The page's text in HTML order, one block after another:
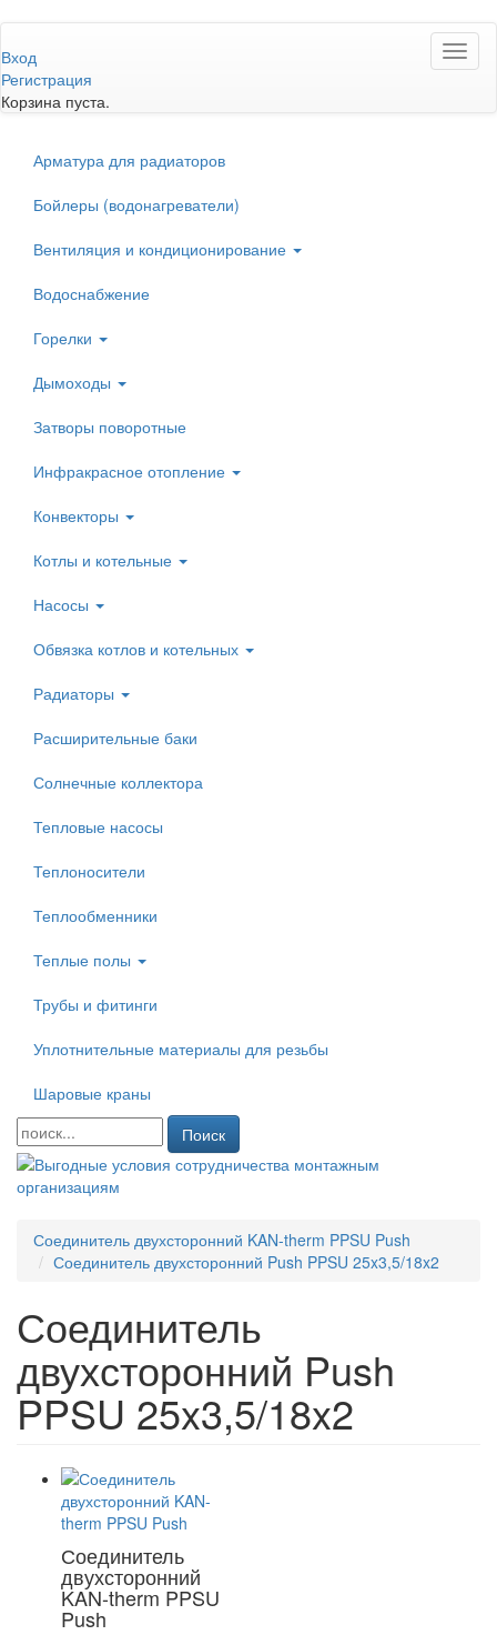
к
основному
содержанию
Вход
Регистрация
Корзина пуста.
Арматура для радиаторов
Бойлеры (водонагреватели)
Вентиляция и кондиционирование
Водоснабжение
Горелки
Дымоходы
Затворы поворотные
Инфракрасное отопление
Конвекторы
Котлы и котельные
Насосы
Обвязка котлов и котельных
Радиаторы
Расширительные баки
Солнечные коллектора
Тепловые насосы
Теплоносители
Теплообменники
Теплые полы
Трубы и фитинги
Уплотнительные материалы для резьбы
Шаровые краны
Поиск
Соединитель двухсторонний KAN-therm PPSU Push
Соединитель двухсторонний Push PPSU 25x3,5/18x2
Соединитель
двухсторонний Push
PPSU 25x3,5/18x2
Соединитель
двухсторонний
KAN-therm PPSU
Push